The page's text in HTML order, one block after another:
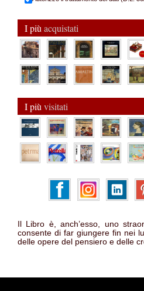
I più acquistati
I più visitati
Il Libro è, anch’esso, uno
consente di far giungere fin nei
delle opere del pensiero e delle